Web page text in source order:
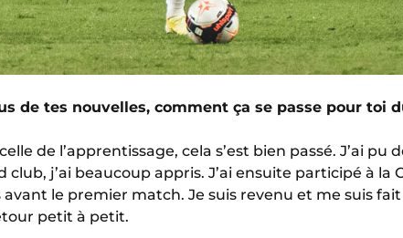
de tes nouvelles, comment ça se passe pour toi
de l’apprentissage, cela s’est bien passé. J’ai pu
j’ai beaucoup appris. J’ai ensuite participé à la
avant le premier match. Je suis revenu et me suis
petit à petit.